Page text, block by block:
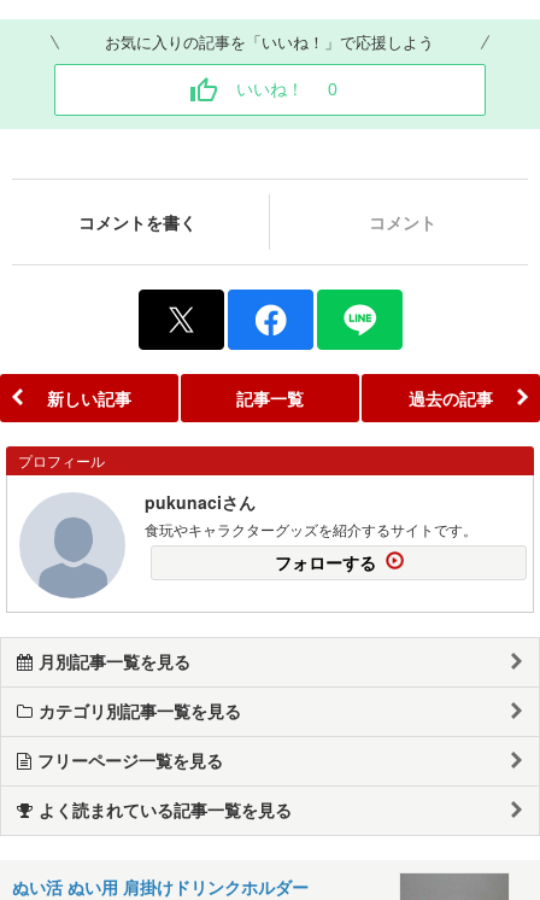
お気に入りの記事を「いいね！」で応援しよう
いいね！ 0
コメントを書く コメント
新しい記事 記事一覧 過去の記事
プロフィール
pukunaciさん
食玩やキャラクターグッズを紹介するサイトです。
フォローする
月別記事一覧を見る
カテゴリ別記事一覧を見る
フリーページ一覧を見る
よく読まれている記事一覧を見る
ぬい活 ぬい用 肩掛けドリンクホルダー